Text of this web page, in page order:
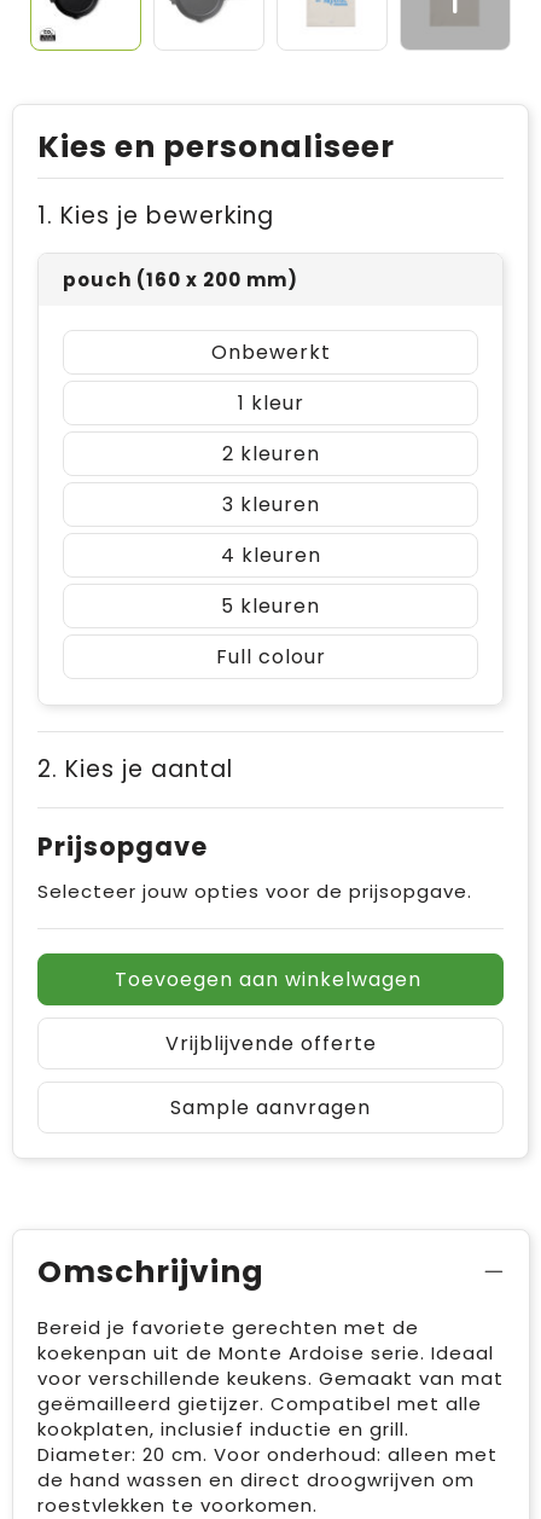
Kies en personaliseer
1. Kies je bewerking
pouch (160 x 200 mm)
Onbewerkt
1
2
3
4
5
Full colour
2. Kies je aantal
Prijsopgave
Selecteer jouw opties voor de prijsopgave.
Toevoegen aan winkelwagen
Vrijblijvende offerte
Sample aanvragen
Omschrijving
Bereid je favoriete gerechten met de
koekenpan uit de Monte Ardoise serie. Ideaal
voor verschillende keukens. Gemaakt van mat
geëmailleerd gietijzer. Compatibel met alle
kookplaten, inclusief inductie en grill.
Diameter: 20 cm. Voor onderhoud: alleen met
de hand wassen en direct droogwrijven om
roestvlekken te voorkomen.